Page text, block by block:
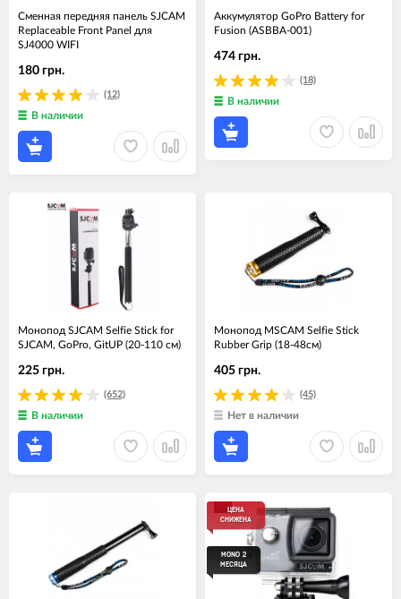
Сменная передняя панель SJCAM
Replaceable Front Panel для
SJ4000 WIFI
(12)
180 грн.
В наличии
Аккумулятор GoPro Battery for
Fusion (ASBBA-001)
(18)
474 грн.
В наличии
Монопод SJCAM Selfie Stick for
SJCAM, GoPro, GitUP (20-110 см)
(652)
225 грн.
В наличии
Монопод MSCAM Selfie Stick
Rubber Grip (18-48см)
(45)
405 грн.
Нет в наличии
ЦЕНА
СНИЖЕНА
MONO 2
МЕСЯЦА